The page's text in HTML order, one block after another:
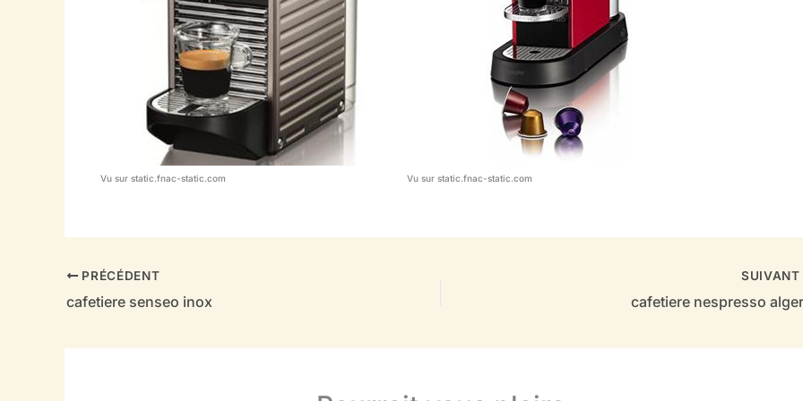
Vu sur static.fnac-static.com Vu sur static.fnac-static.com
PRÉCÉDENT
cafetiere senseo inox
SUIVANT
cafetiere nespresso